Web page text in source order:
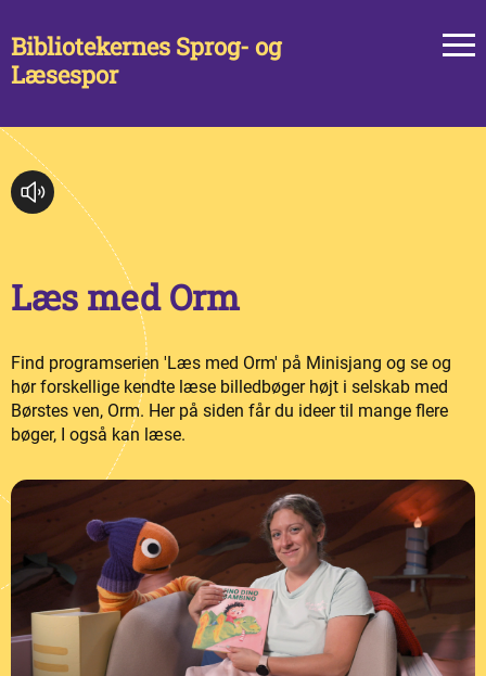
Bibliotekernes Sprog- og
Læsespor
Læs med Orm
Find programserien 'Læs med Orm' på Minisjang og se og
hør forskellige kendte læse billedbøger højt i selskab med
Børstes ven, Orm. Her på siden får du ideer til mange flere
bøger, I også kan læse.